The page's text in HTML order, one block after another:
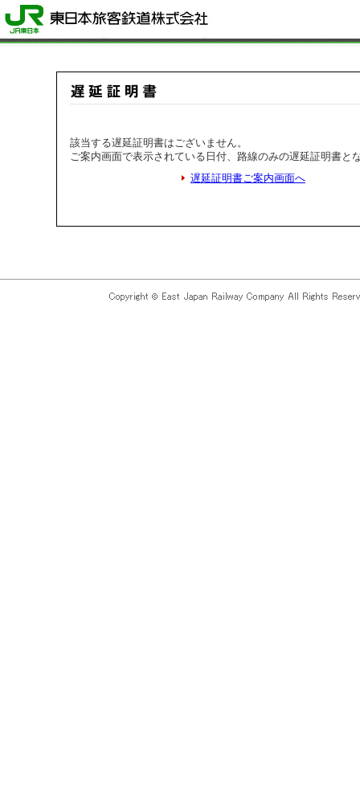
該当する遅延証明書はございません。
ご案内画面で表示されている日付、路線のみの遅延証明書と
遅延証明書ご案内画面へ